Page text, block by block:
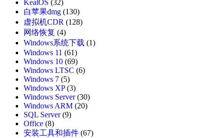
KealOS (32)
白苹果dmg (130)
虚拟机CDR (128)
网络恢复 (4)
Windows系统下载 (1)
Windows 11 (61)
Windows 10 (69)
Windows LTSC (6)
Windows 7 (5)
Windows XP(3)
Windows Server(30)
Windows ARM (20)
SQL Server(9)
Office (8)
安装工具和插件 (67)